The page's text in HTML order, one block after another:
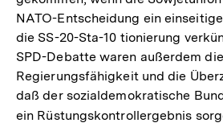
NATO-Entscheidung ein
die SS-20-Sta-10 tionierung
SPD-Debatte waren außerdem
Regierungsfähigkeit und die
daß der sozialdemokratische
ein Rüstungskontrollergebnis